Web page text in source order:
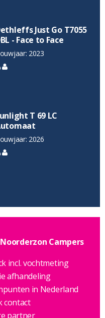
Just Go T7055
- Face to Face
2023
T 69 LC
2026
Campers
incl. vochtmeting
afhandeling
in Nederland
contact
partner